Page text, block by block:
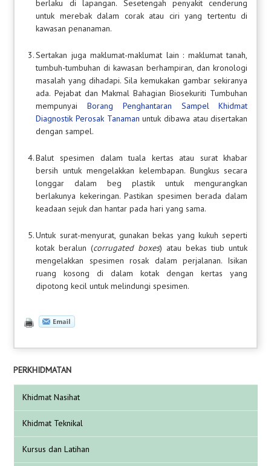
berlaku di lapangan. Sesetengah penyakit cenderung
untuk merebak dalam corak atau ciri yang tertentu di
kawasan penanaman.
3.Sertakan juga maklumat-maklumat lain : maklumat tanah,
tumbuh-tumbuhan di kawasan berhampiran, dan kronologi
masalah yang dihadapi. Sila kemukakan gambar sekiranya
ada. Pejabat dan Makmal Bahagian Biosekuriti Tumbuhan
mempunyaiBorang Penghantaran Sampel Khidmat
Diagnostik Perosak Tanamanuntuk dibawa atau disertakan
dengan sampel.
4.Balut spesimen dalam tuala kertas atau surat khabar
bersih untuk mengelakkan kelembapan. Bungkus secara
longgar dalam beg plastik untuk mengurangkan
berlakunya kekeringan. Pastikan spesimen berada dalam
keadaan sejuk dan hantar pada hari yang sama.
5.Untuk surat-menyurat, gunakan bekas yang kukuh seperti
kotak beralun (corrugated boxes) atau bekas tiub untuk
mengelakkan spesimen rosak dalam perjalanan. Isikan
ruang kosong di dalam kotak dengan kertas yang
dipotong kecil untuk melindungi spesimen.
PERKHIDMATAN
Khidmat Nasihat
Khidmat Teknikal
Kursus dan Latihan